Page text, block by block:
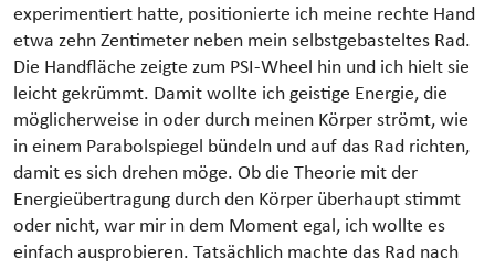
experimentiert hatte, positionierte ich meine rechte Hand
etwa zehn Zentimeter neben mein selbstgebasteltes Rad.
Die Handfläche zeigte zum PSI-Wheel hin und ich hielt sie
leicht gekrümmt. Damit wollte ich geistige Energie, die
möglicherweise in oder durch meinen Körper strömt, wie
in einem Parabolspiegel bündeln und auf das Rad richten,
damit es sich drehen möge. Ob die Theorie mit der
Energieübertragung durch den Körper überhaupt stimmt
oder nicht, war mir in dem Moment egal, ich wollte es
einfach ausprobieren. Tatsächlich machte das Rad nach